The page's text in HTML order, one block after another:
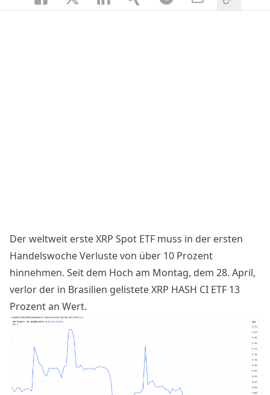
Der weltweit erste XRP Spot ETF muss in der ersten
Handelswoche Verluste von über 10 Prozent
hinnehmen. Seit dem Hoch am Montag, dem 28. April,
verlor der in Brasilien gelistete XRP HASH CI ETF 13
Prozent an Wert.